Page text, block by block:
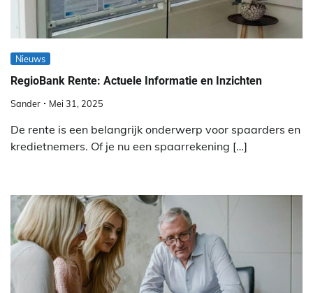
Nieuws
RegioBank Rente: Actuele Informatie en Inzichten
Sander Mei 31, 2025
De rente is een belangrijk onderwerp voor spaarders en
kredietnemers. Of je nu een spaarrekening […]